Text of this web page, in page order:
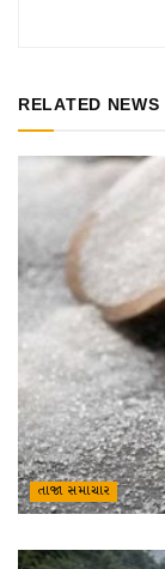
RELATED NEWS
તાજા સમાચાર